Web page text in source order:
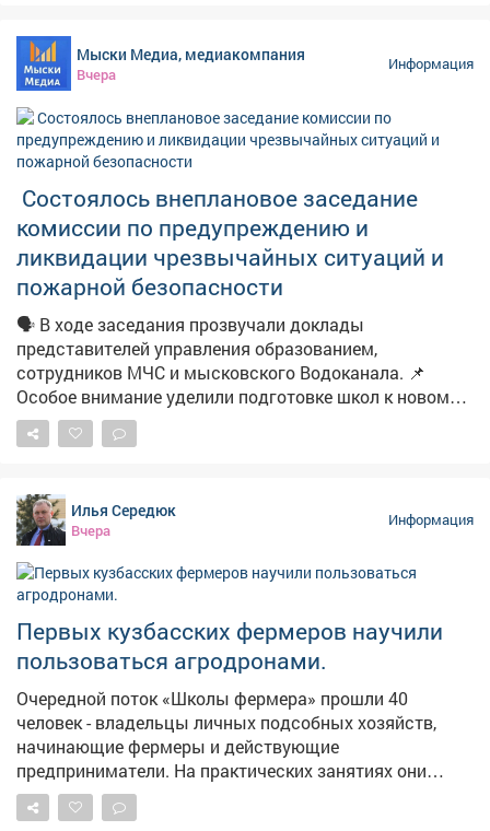
земельный участок под строительство дома, однако
пользоваться им было невозможно – на нём
отсутствовали водоснабжение и водоотведение, без
которых эксплуатация жилья попросту невозможна.
Женщина обратилась в надзорное ведомство. После
проверки прокуратура потребовала устранить
необходимые инженерные коммуникации. Теперь
семья сможет построить дом и жить в нормальных
условиях.
Мыски Медиа, медиакомпания
Вчера
Информация
Состоялось внеплановое заседание
комиссии по предупреждению и
ликвидации чрезвычайных ситуаций и
пожарной безопасности
🗣️ В ходе заседания прозвучали доклады
представителей управления образованием,
сотрудников МЧС и мысковского Водоканала. 📌
Особое внимание уделили подготовке школ к новому
Илья Середюк
Вчера
Информация
Первых кузбасских фермеров научили
пользоваться агродронами.
Очередной поток «Школы фермера» прошли 40
человек - владельцы личных подсобных хозяйств,
начинающие фермеры и действующие
предприниматели. На практических занятиях они
выезжали в поля, пилотировали беспилотники,
настраивали оборудование, учились составлять